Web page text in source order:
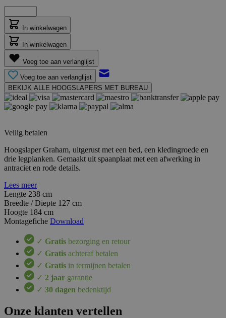
In winkelwagen
In winkelwagen
Voeg toe aan verlanglijst
Voeg toe aan verlanglijst
BEKIJK ALLE HOOGSLAPERS MET BUREAU
Veilig betalen
Hoogslaper Graham, uitgerust met een bed, een kledingroede en
drie legplanken. Gemaakt uit spaanplaat met een afwerking in
antraciet en rode details.
Lees meer
Lengte 238 cm
Breedte / Diepte 127 cm
Hoogte 184 cm
Montagefiche Download
✓ Gratis bezorging en retour
✓ Gratis achteraf betalen
✓ Gratis in termijnen betalen
✓ 2 jaar garantie
✓ 30 dagen bedenktijd
Onze klanten vertellen